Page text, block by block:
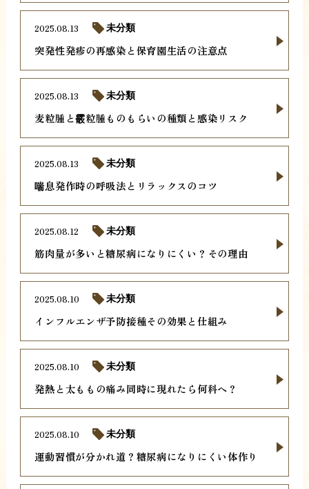
突発性発疹の再感染と保育園生活の注意点
2025.08.13 未分類
麦粒腫と霰粒腫ものもらいの種類と感染リスク
2025.08.13 未分類
喘息発作時の呼吸法とリラックスのコツ
2025.08.13 未分類
筋肉量が多いと糖尿病になりにくい？その理由
2025.08.12 未分類
インフルエンザ予防接種その効果と仕組み
2025.08.10 未分類
発熱と太ももの痛み同時に現れたら何科へ？
2025.08.10 未分類
運動習慣が分かれ道？糖尿病になりにくい体作り
2025.08.10 未分類